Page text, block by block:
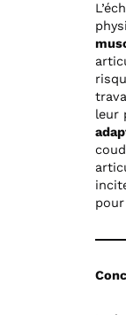
leur